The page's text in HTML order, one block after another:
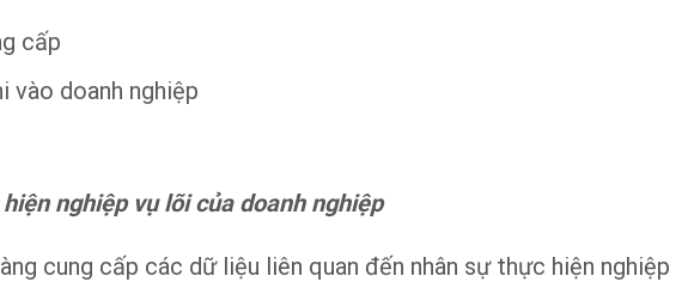
cấp
vào doanh nghiệp
nghiệp vụ lõi của doanh nghiệp
cung cấp các dữ liệu liên quan đến nhân sự thực hiện nghiệp